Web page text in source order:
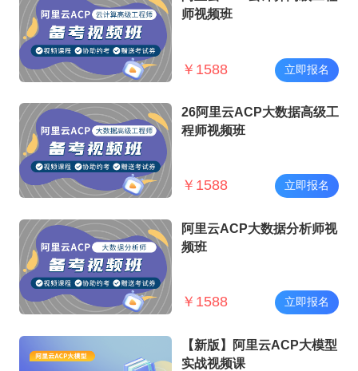
师视频班
￥ 1588 立即报名
26阿里云ACP大数据高级工
程师视频班
￥ 1588 立即报名
阿里云ACP大数据分析师视
频班
￥ 1588 立即报名
【新版】阿里云ACP大模型
实战视频课